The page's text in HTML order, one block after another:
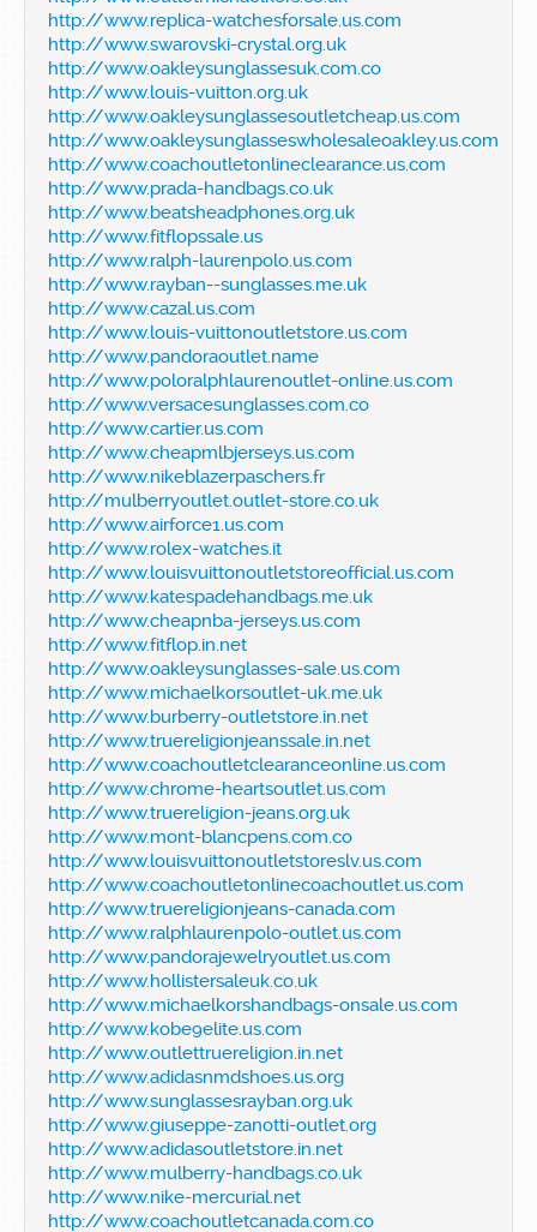
http://www.replica-watchesforsale.us.com
http://www.swarovski-crystal.org.uk
http://www.oakleysunglassesuk.com.co
http://www.louis-vuitton.org.uk
http://www.oakleysunglassesoutletcheap.us.com
http://www.oakleysunglasseswholesaleoakley.us.com
http://www.coachoutletonlineclearance.us.com
http://www.prada-handbags.co.uk
http://www.beatsheadphones.org.uk
http://www.fitflopssale.us
http://www.ralph-laurenpolo.us.com
http://www.rayban--sunglasses.me.uk
http://www.cazal.us.com
http://www.louis-vuittonoutletstore.us.com
http://www.pandoraoutlet.name
http://www.poloralphlaurenoutlet-online.us.com
http://www.versacesunglasses.com.co
http://www.cartier.us.com
http://www.cheapmlbjerseys.us.com
http://www.nikeblazerpaschers.fr
http://mulberryoutlet.outlet-store.co.uk
http://www.airforce1.us.com
http://www.rolex-watches.it
http://www.louisvuittonoutletstoreofficial.us.com
http://www.katespadehandbags.me.uk
http://www.cheapnba-jerseys.us.com
http://www.fitflop.in.net
http://www.oakleysunglasses-sale.us.com
http://www.michaelkorsoutlet-uk.me.uk
http://www.burberry-outletstore.in.net
http://www.truereligionjeanssale.in.net
http://www.coachoutletclearanceonline.us.com
http://www.chrome-heartsoutlet.us.com
http://www.truereligion-jeans.org.uk
http://www.mont-blancpens.com.co
http://www.louisvuittonoutletstoreslv.us.com
http://www.coachoutletonlinecoachoutlet.us.com
http://www.truereligionjeans-canada.com
http://www.ralphlaurenpolo-outlet.us.com
http://www.pandorajewelryoutlet.us.com
http://www.hollistersaleuk.co.uk
http://www.michaelkorshandbags-onsale.us.com
http://www.kobe9elite.us.com
http://www.outlettruereligion.in.net
http://www.adidasnmdshoes.us.org
http://www.sunglassesrayban.org.uk
http://www.giuseppe-zanotti-outlet.org
http://www.adidasoutletstore.in.net
http://www.mulberry-handbags.co.uk
http://www.nike-mercurial.net
http://www.coachoutletcanada.com.co